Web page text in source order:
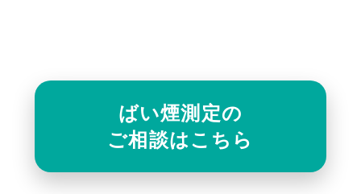
ばい煙測定の
ご相談はこちら